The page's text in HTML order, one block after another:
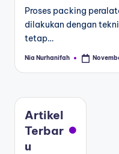
Proses packing
dilakukan dengan
tetap…
Nia Nurhanifah
Artikel
Terbar
u